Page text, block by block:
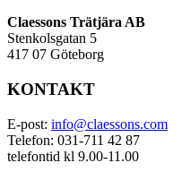
Claessons Trätjära AB
Stenkolsgatan 5
417 07 Göteborg
KONTAKT
E-post: info@claessons.com
Telefon: 031-711 42 87
telefontid kl 9.00-11.00